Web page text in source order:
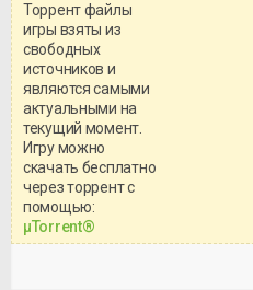
Торрент файлы
игры взяты из
свободных
источников и
являются самыми
актуальными на
текущий момент.
Игру можно
скачать бесплатно
через торрент с
помощью:
μTorrent®